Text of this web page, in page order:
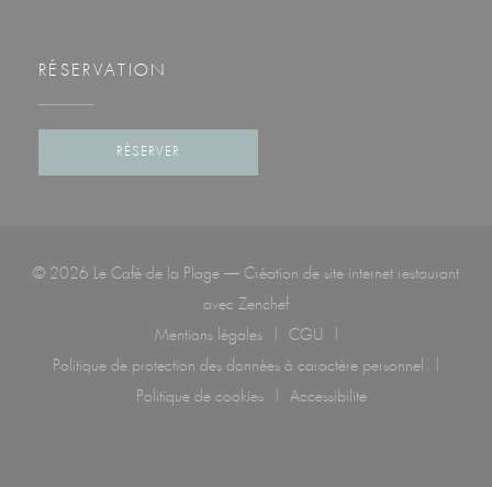
RÉSERVATION
RÉSERVER
© 2026 Le Café de la Plage — Création de site internet restaurant
avec Zenchef((ouvre une nouvelle fenêtre))
Mentions légales
((ouvre une nouvelle fenêtre))
CGU
Politique de protection des données à caractère personnel
((ouvre une nouvelle fenêtre))
Politique de cookies
Accessibilite